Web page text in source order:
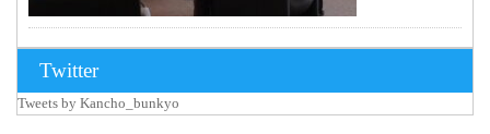
Twitter
Tweets by Kancho_bunkyo